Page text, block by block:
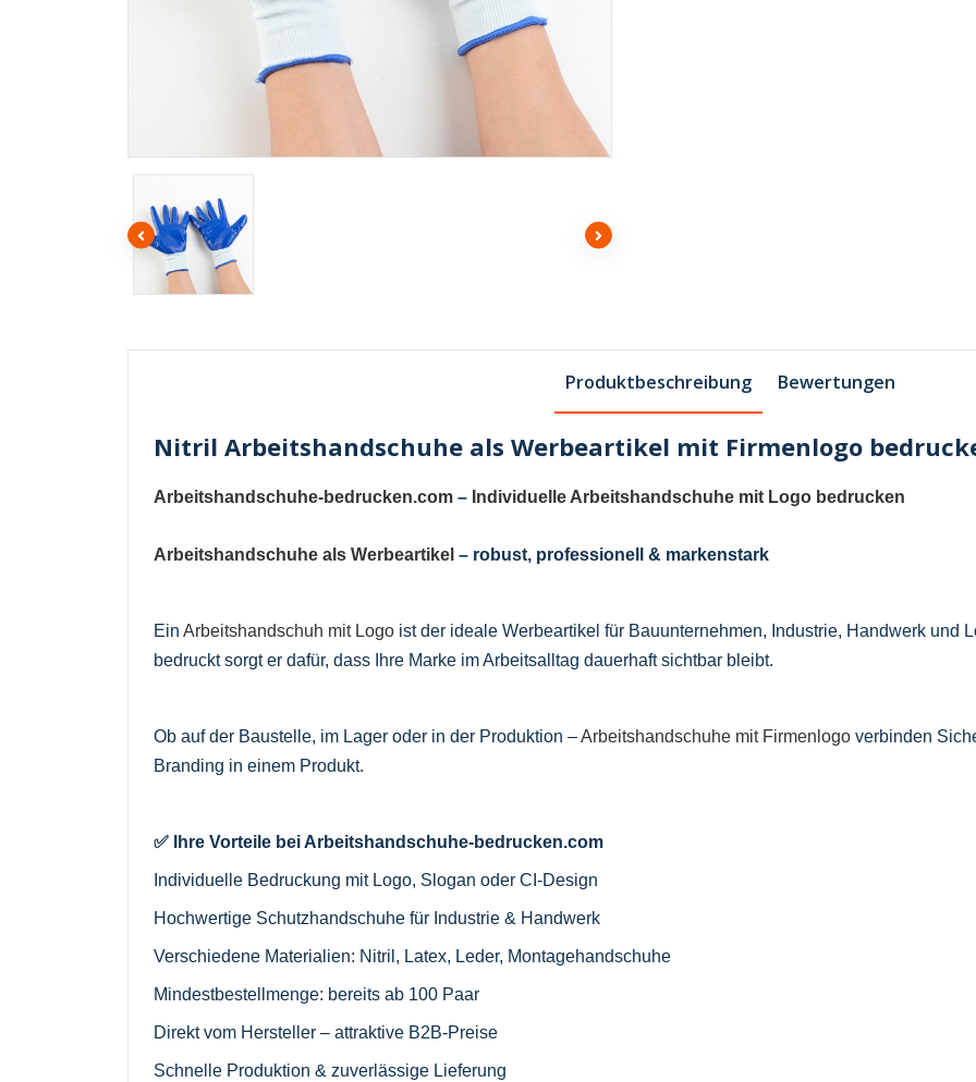
Produktbeschreibung Bewertungen
Nitril Arbeitshandschuhe als Werbeartikel mit Firmenlogo
Arbeitshandschuhe-bedrucken.com – Individuelle Arbeitshandschuhe mit Logo bedrucken
Arbeitshandschuhe als Werbeartikel – robust, professionell & markenstark
EinArbeitshandschuh mit Logo ist der ideale Werbeartikel für Bauunternehmen, Industrie, Handwerk und
bedruckt sorgt er dafür, dass Ihre Marke im Arbeitsalltag dauerhaft sichtbar bleibt.
Ob auf der Baustelle, im Lager oder in der Produktion –Arbeitshandschuhe mit Firmenlogo verbinden
Branding in einem Produkt.
✅ Ihre Vorteile bei Arbeitshandschuhe-bedrucken.com
Individuelle Bedruckung mit Logo, Slogan oder CI-Design
Hochwertige Schutzhandschuhe für Industrie & Handwerk
Verschiedene Materialien: Nitril, Latex, Leder, Montagehandschuhe
Mindestbestellmenge: bereits ab 100 Paar
Direkt vom Hersteller – attraktive B2B-Preise
Schnelle Produktion & zuverlässige Lieferung